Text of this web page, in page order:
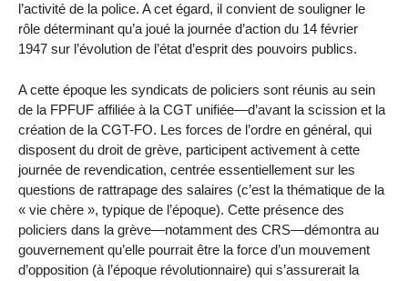
l’activité de la police. A cet égard, il convient de souligner le
rôle déterminant qu’a joué la journée d’action du 14 février
1947 sur l’évolution de l’état d’esprit des pouvoirs publics.
A cette époque les syndicats de policiers sont réunis au sein
de la FPFUF affiliée à la CGT unifiée—d’avant la scission et la
création de la CGT-FO. Les forces de l’ordre en général, qui
disposent du droit de grève, participent activement à cette
journée de revendication, centrée essentiellement sur les
questions de rattrapage des salaires (c’est la thématique de la
« vie chère », typique de l’époque). Cette présence des
policiers dans la grève—notamment des CRS—démontra au
gouvernement qu’elle pourrait être la force d’un mouvement
d’opposition (à l’époque révolutionnaire) qui s’assurerait la